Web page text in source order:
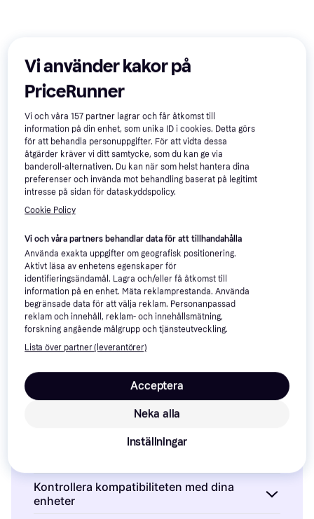
SanDisk Extreme
UHS-I U3 V30 A2
190/90MB/s 128GB +SD
Adapter
349 kr
9+ butiker
Class 10 UHS-I U3 V30
100/40MB/s 64GB
+Adapter
262 kr
9+ butiker
Kingston MicroSD 128GB
Canvas Select Plus Gen 3
209 kr
9+ butiker
Kingston Canvas Select Plus
microSD 1TB + Adapter
1 299 kr
Minneskort & USB-minnen: 3
saker att överväga innan du
När du köper minneskort eller USB-minnen är
det viktigt att tänka på hur mycket
Kontrollera kompatibiliteten med dina
enheter
Vi använder kakor på
PriceRunner
Vi och våra157 partner lagrar och får åtkomst till
information på din enhet, som unika ID i cookies. Detta görs
för att behandla personuppgifter. För att vidta dessa
åtgärder kräver vi ditt samtycke, som du kan ge via
banderoll-alternativen. Du kan när som helst hantera dina
preferenser och invända mot behandling baserat på legitimt
intresse på sidan för dataskyddspolicy.
Cookie Policy
Vi och våra partners behandlar data för att tillhandahålla
Använda exakta uppgifter om geografisk positionering.
Aktivt läsa av enhetens egenskaper för
identifieringsändamål. Lagra och/eller få åtkomst till
information på en enhet. Mäta reklamprestanda. Använda
begränsade data för att välja reklam. Personanpassad
reklam och innehåll, reklam- och innehållsmätning,
forskning angående målgrupp och tjänsteutveckling.
Lista över partner (leverantörer)
Neka alla
Acceptera
Inställningar